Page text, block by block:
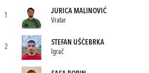
1
JURICA MALINOVIĆ
Vratar
2
STEFAN UŠĆEBRKA
Igrač